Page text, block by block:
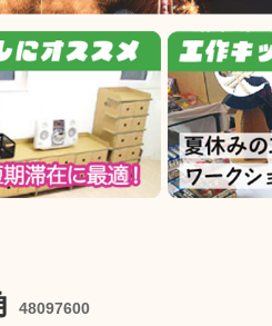
48097600